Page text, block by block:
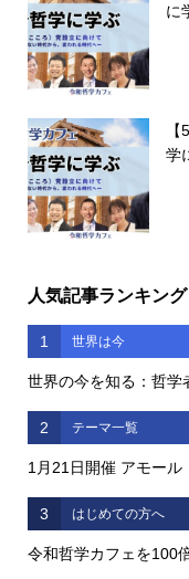
に
学
人気記事ランキング
1 世界は今
世界の今を知る：哲学
2 テーマ一覧
1月21日開催 アモール
3 はじめての方へ
令和哲学カフェを100